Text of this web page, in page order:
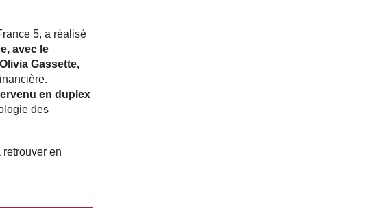
5, a réalisé
avec le
Gassette,
en duplex
des
en